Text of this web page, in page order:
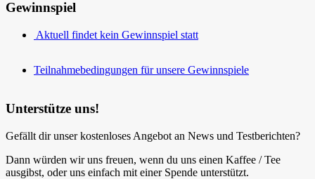
Gewinnspiel
Aktuell findet kein Gewinnspiel statt
Teilnahmebedingungen für unsere Gewinnspiele
Unterstütze uns!
Gefällt dir unser kostenloses Angebot an News und Testberichten?
Dann würden wir uns freuen, wenn du uns einen Kaffee / Tee
ausgibst, oder uns einfach mit einer Spende unterstützt.